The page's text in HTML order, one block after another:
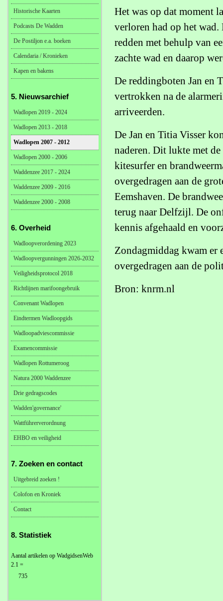
Het was op dat moment
verloren had op het
redden met behulp van
zachte wad en daarop
De reddingboten Jan en
vertrokken na de
arriveerden.
De Jan en Titia Visser
naderen. Dit lukte met
kitesurfer en
overgedragen aan de
Eemshaven. De
terug naar Delfzijl. De
kennis afgehaald en
Zondagmiddag kwam er
overgedragen aan de
Bron: knrm.nl
Historische Kaarten
Podcasts De Wadden
De Postiljon e.a. boeken
Calendaria / Kronieken
Kapen en bakens
5. Nieuwsarchief
Wadlopen 2019 - 2024
Wadlopen 2013 - 2018
Wadlopen 2007 - 2012
Wadlopen 2000 - 2006
Waddenzee 2017 - 2024
Waddenzee 2009 - 2016
Waddenzee 2000 - 2008
6. Overheid
Wadloopverordening 2023
Wadloopvergunningen 2026-2032
Veiligheidsprotocol 2018
Richtlijnen marifoongebruik
Convenant Wadlopen
Eindtermen Wadloopgids
Wadloopadviescommissie
Examencommissie
Wadlopen Rottumeroog
Natura 2000 Waddenzee
Drie gedragscodes
Wadden'governance'
Wattführerverordnung
EHBO en veiligheid
7. Zoeken en contact
Uitgebreid zoeken !
Colofon en Kroniek
Contact
8. Statistiek
Aantal artikelen op WadgidsenWeb
2.1 =
735